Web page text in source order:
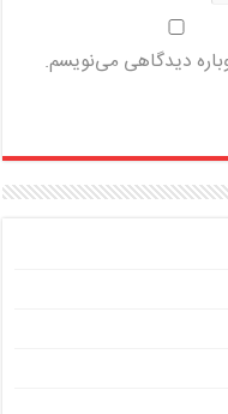
دیدگاهی می‌نویسم.